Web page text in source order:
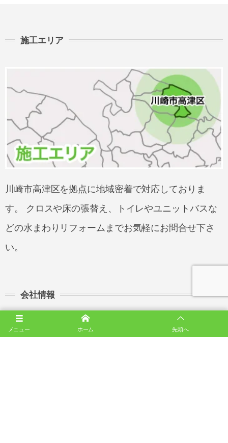
施工エリア
川崎市高津区を拠点に地域密着で対応しておりま
す。 クロスや床の張替え、トイレやユニットバスな
どの水まわりリフォームまでお気軽にお問合せ下さ
い。
会社情報
有限会社 インテリア小嶋
〒213-0025 神奈川県川崎市高津区蟹ヶ谷124-5
メニュー ホーム 先頭へ